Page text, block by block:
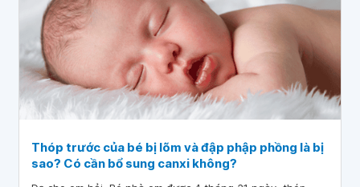
Thóp trước của bé bị lõm và đập phập phồng là bị
sao? Có cần bổ sung canxi không?